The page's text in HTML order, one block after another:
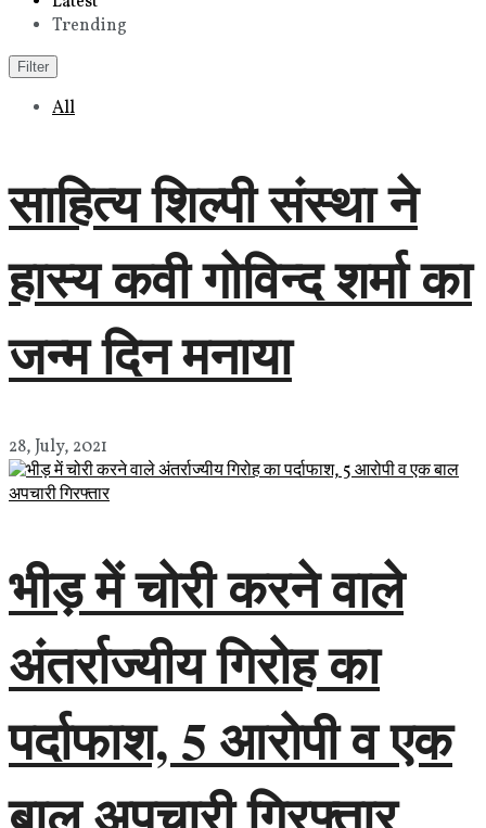
Trending
Filter
All
साहित्य शिल्पी संस्था ने
हास्य कवी गोविन्द शर्मा का
जन्म दिन मनाया
28, July, 2021
भीड़ में चोरी करने वाले
अंतर्राज्यीय गिरोह का
पर्दाफाश, 5 आरोपी व एक